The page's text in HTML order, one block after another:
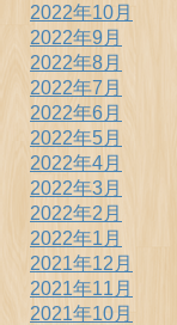
2022年10月
2022年9月
2022年8月
2022年7月
2022年6月
2022年5月
2022年4月
2022年3月
2022年2月
2022年1月
2021年12月
2021年11月
2021年10月